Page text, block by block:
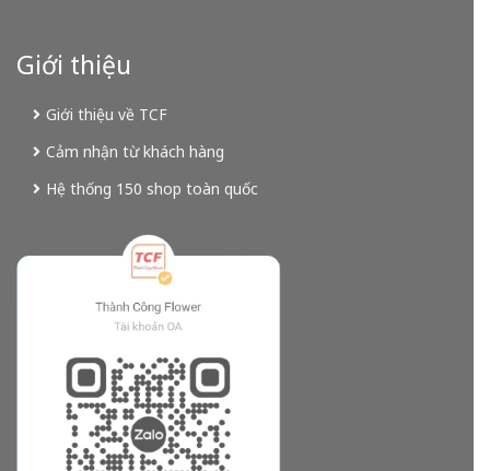
Giới thiệu
Giới thiệu về TCF
Cảm nhận từ khách hàng
Hệ thống 150 shop toàn quốc